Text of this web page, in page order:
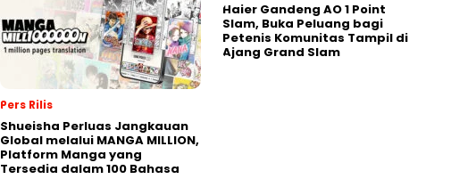
Pers Rilis
Shueisha Perluas Jangkauan
Global melalui MANGA MILLION,
Platform Manga yang
Tersedia dalam 100 Bahasa
Haier Gandeng AO 1 Point
Slam, Buka Peluang bagi
Petenis Komunitas Tampil di
Ajang Grand Slam